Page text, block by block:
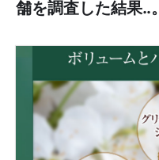
舗を調査した結果‥。